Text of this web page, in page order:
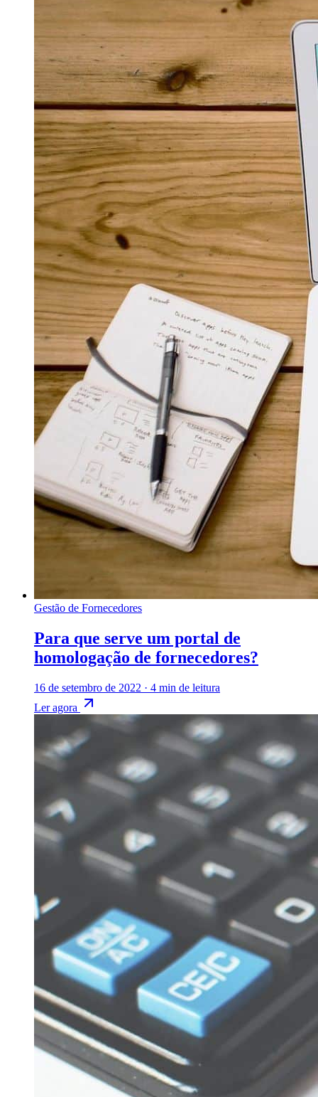
Gestão de Fornecedores
Para que serve um portal de
homologação de fornecedores?
16 de setembro de 2022 · 4 min de leitura
Ler agora